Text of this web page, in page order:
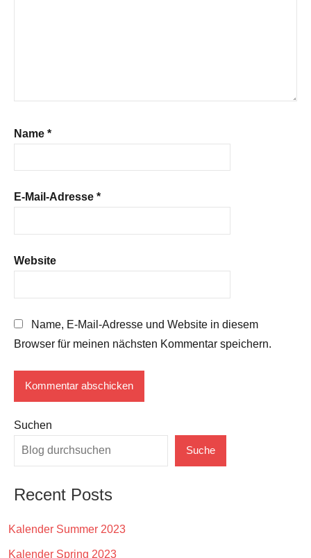
Name *
E-Mail-Adresse *
Website
Name, E-Mail-Adresse und Website in diesem
Browser für meinen nächsten Kommentar speichern.
Suchen
Suche
Recent Posts
Kalender Summer 2023
Kalender Spring 2023